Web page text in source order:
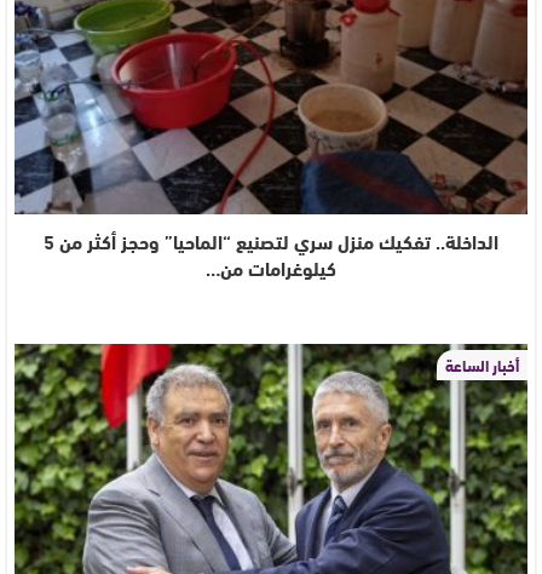
الداخلة.. تفكيك منزل سري لتصنيع “الماحيا” وحجز أكثر من 5
كيلوغرامات من…
أخبار الساعة